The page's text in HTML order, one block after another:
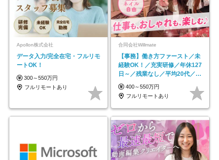
Apollon株式会社
データ入力/完全在宅・フルリモ
ートOK！
300～550万円
フルリモートあり
合同会社Willmate
【事務】働き方ファースト／未
経験OK！／充実研修／年休127
日～／残業なし／平均20代／リ
モートOK
400～550万円
フルリモートあり